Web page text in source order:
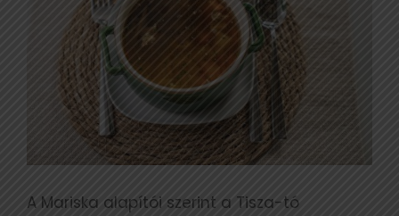
A Mariska alapítói szerint a Tisza-tó